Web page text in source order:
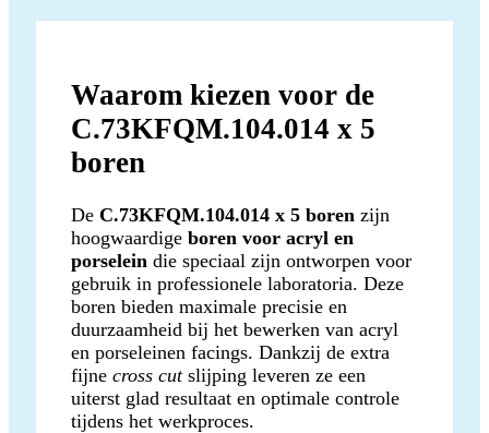
Waarom kiezen voor de
C.73KFQM.104.014 x 5
boren
De C.73KFQM.104.014 x 5 boren zijn
hoogwaardige boren voor acryl en
porselein die speciaal zijn ontworpen voor
gebruik in professionele laboratoria. Deze
boren bieden maximale precisie en
duurzaamheid bij het bewerken van acryl
en porseleinen facings. Dankzij de extra
fijne cross cutslijping leveren ze een
uiterst glad resultaat en optimale controle
tijdens het werkproces.